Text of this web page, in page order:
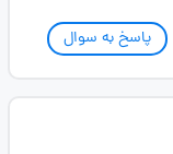
پاسخ به سوال